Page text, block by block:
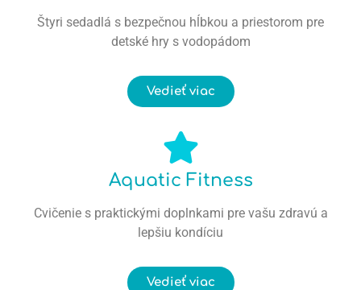
Štyri sedadlá s bezpečnou hĺbkou a priestorom pre
detské hry s vodopádom
Vedieť viac
Aquatic Fitness
Cvičenie s praktickými doplnkami pre vašu zdravú a
lepšiu kondíciu
Vedieť viac